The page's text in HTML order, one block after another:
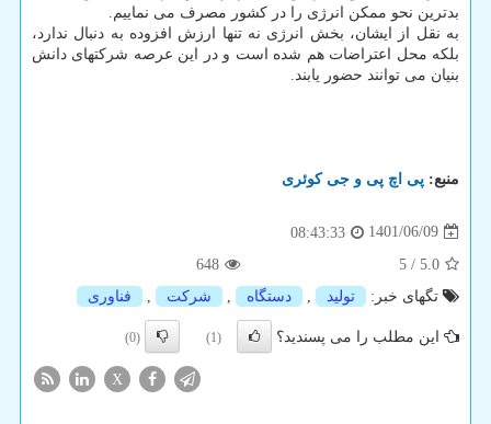
بدترین نحو ممکن انرژی را در کشور مصرف می نماییم.
به نقل از ایشان، بخش انرژی نه تنها ارزش افزوده به دنبال ندارد،
بلکه محل اعتراضات هم شده است و در این عرصه شرکتهای دانش
بنیان می توانند حضور یابند.
منبع: پی اچ پی و جی كوئری
1401/06/09
08:43:33
5.0
/
5
648
تگهای خبر:
تولید , دستگاه , شركت , فناوری
این مطلب را می پسندید؟ (1)
(0)
X